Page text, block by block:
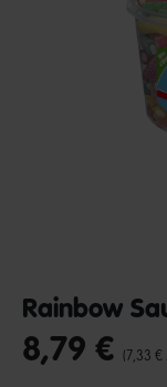
Rainbow
undefined out of 5
8,79 € (7,33 €